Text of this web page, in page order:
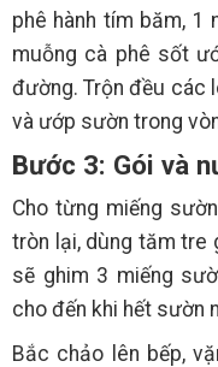
phê hành tím băm, 1
muỗng cà phê sốt
đường. Trộn đều các
và ướp sườn trong
Bước 3: Gói và
Cho từng miếng
tròn lại, dùng tăm tre
sẽ ghim 3 miếng
cho đến khi hết sườn
Bắc chảo lên bếp,